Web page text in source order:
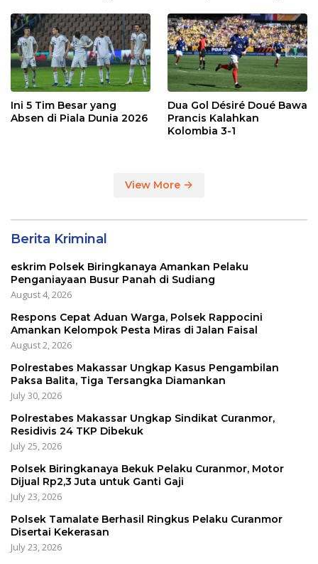
Ini 5 Tim Besar yang
Absen di Piala Dunia 2026
Dua Gol Désiré Doué Bawa
Prancis Kalahkan
Kolombia 3-1
View More
Berita Kriminal
eskrim Polsek Biringkanaya Amankan Pelaku
Penganiayaan Busur Panah di Sudiang
August 4, 2026
Respons Cepat Aduan Warga, Polsek Rappocini
Amankan Kelompok Pesta Miras di Jalan Faisal
August 2, 2026
Polrestabes Makassar Ungkap Kasus Pengambilan
Paksa Balita, Tiga Tersangka Diamankan
July 30, 2026
Polrestabes Makassar Ungkap Sindikat Curanmor,
Residivis 24 TKP Dibekuk
July 25, 2026
Polsek Biringkanaya Bekuk Pelaku Curanmor, Motor
Dijual Rp2,3 Juta untuk Ganti Gaji
July 23, 2026
Polsek Tamalate Berhasil Ringkus Pelaku Curanmor
Disertai Kekerasan
July 23, 2026